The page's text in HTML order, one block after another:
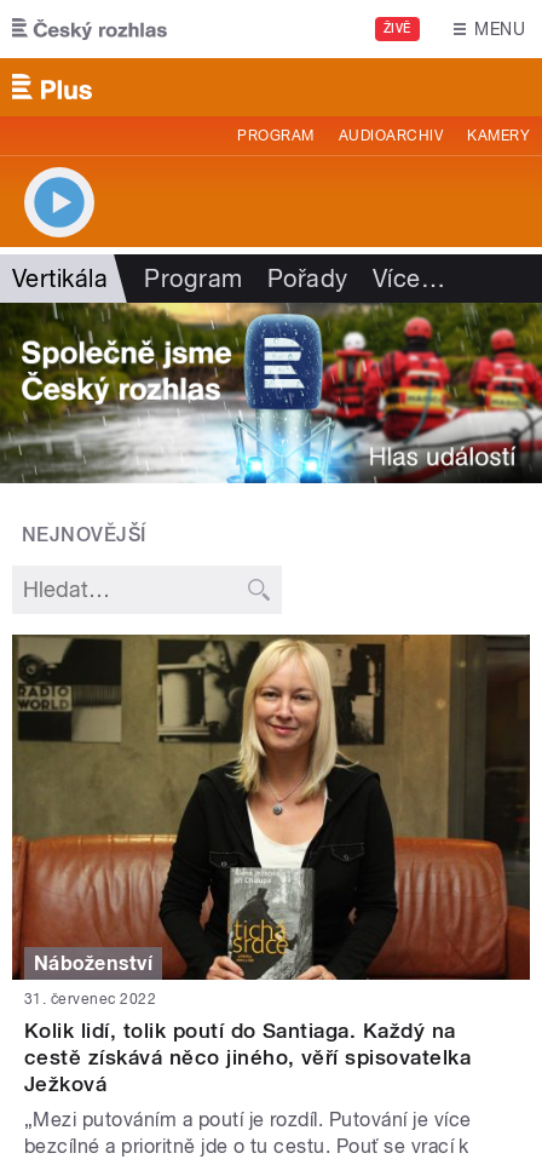
Přejít k hlavnímu obsahu
ŽIVĚ MENU
PROGRAM AUDIOARCHIV KAMERY
Vertikála Program Pořady Více…
NEJNOVĚJŠÍ
Náboženství
31. červenec 2022
Kolik lidí, tolik poutí do Santiaga. Každý na
cestě získává něco jiného, věří spisovatelka
Ježková
„Mezi putováním a poutí je rozdíl. Putování je více
bezcílné a prioritně jde o tu cestu. Pouť se vrací k